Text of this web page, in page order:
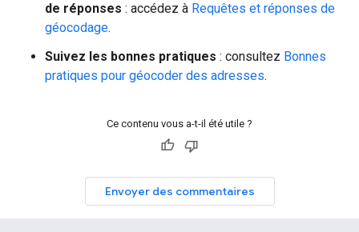
de réponses : accédez à Requêtes et réponses de
géocodage.
Suivez les bonnes pratiques : consultez Bonnes
pratiques pour géocoder des adresses.
Ce contenu vous a-t-il été utile ?
Envoyer des commentaires